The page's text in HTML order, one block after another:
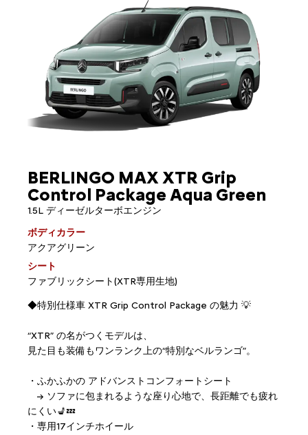
BERLINGO MAX XTR Grip
Control Package Aqua Green
1.5L ディーゼルターボエンジン
ボディカラー
アクアグリーン
シート
ファブリックシート(XTR専用生地)
◆特別仕様車 XTR Grip Control Package の魅力 💡
“XTR” の名がつくモデルは、
見た目も装備もワンランク上の“特別なベルランゴ”。
・ふかふかの アドバンストコンフォートシート
→ ソファに包まれるような座り心地で、長距離でも疲れ
にくい💺💤
・専用17インチホイール